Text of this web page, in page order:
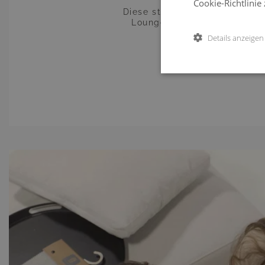
Diese stilvolle, kompakte
Loungetisch – ideal, um
sondern verleihen der
Umgebungen einfügt.
bleibt Ihre Loungegruppe
Ein weiteres Highlight ist
überzeugt sie nicht nur
pflegeleichte
Mit der Serent Lounge
Cookie-Richtlinie
Details anzeigen